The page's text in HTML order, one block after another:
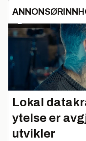
Lokal
ytelse er
utvikler